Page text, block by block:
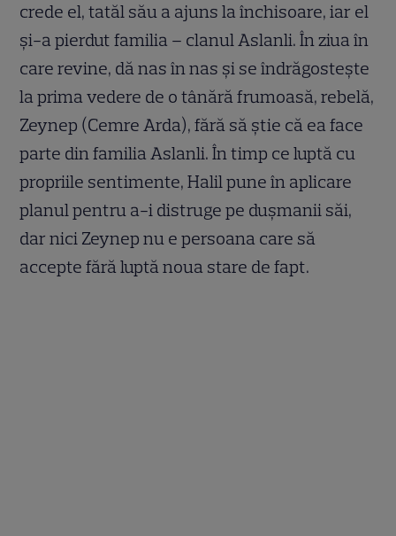
crede el, tatăl său a ajuns la închisoare, iar el
și-a pierdut familia – clanul Aslanli. În ziua în
care revine, dă nas în nas și se îndrăgostește
la prima vedere de o tânără frumoasă, rebelă,
Zeynep (Cemre Arda), fără să știe că ea face
parte din familia Aslanli. În timp ce luptă cu
propriile sentimente, Halil pune în aplicare
planul pentru a-i distruge pe dușmanii săi,
dar nici Zeynep nu e persoana care să
accepte fără luptă noua stare de fapt.